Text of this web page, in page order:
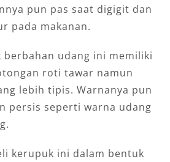
pun pas saat digigit dan
pada makanan.
berbahan udang ini memiliki
roti tawar namun
lebih tipis. Warnanya pun
persis seperti warna udang
kerupuk ini dalam bentuk